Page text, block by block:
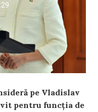
pe Vladislav
pentru funcția de